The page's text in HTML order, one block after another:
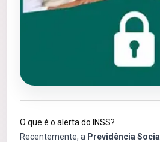
O que é o alerta do INSS?
Recentemente, a Previdência Social